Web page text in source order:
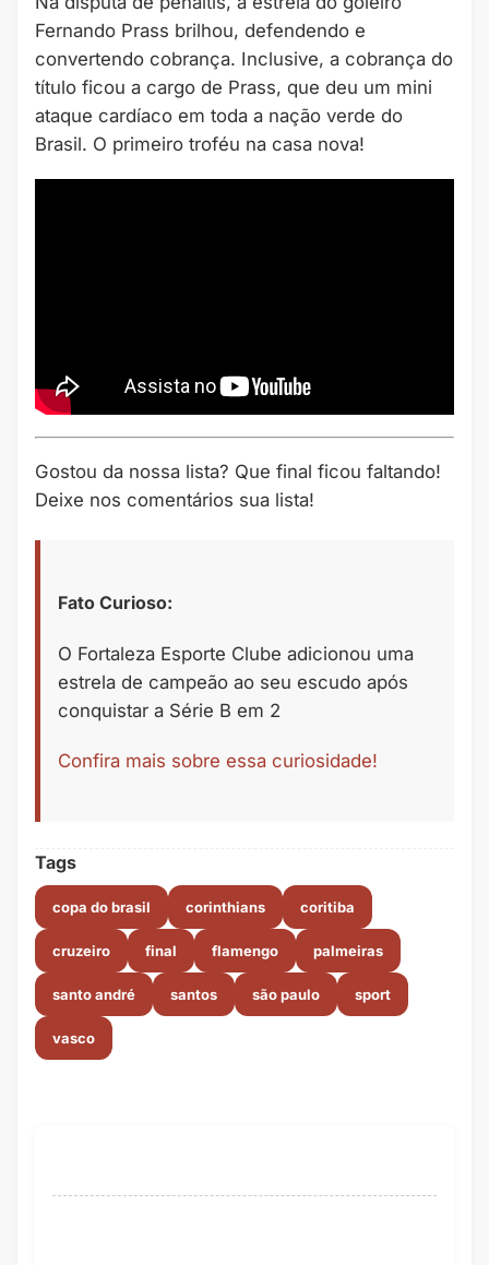
Fernando Prass brilhou, defendendo e
convertendo cobrança. Inclusive, a cobrança do
título ficou a cargo de Prass, que deu um mini
ataque cardíaco em toda a nação verde do
Brasil. O primeiro troféu na casa nova!
Gostou da nossa lista? Que final ficou faltando!
Deixe nos comentários sua lista!
Fato Curioso:
O Fortaleza Esporte Clube adicionou uma
estrela de campeão ao seu escudo após
conquistar a Série B em 2
Confira mais sobre essa curiosidade!
Tags
copa do brasil corinthians coritiba
cruzeiro final flamengo palmeiras
santo andré santos são paulo sport
vasco